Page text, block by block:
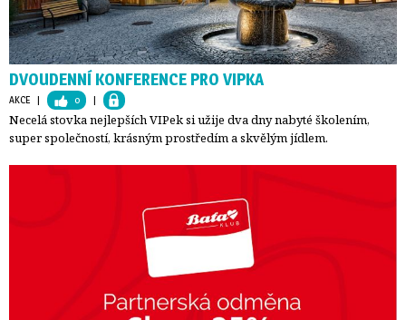
DVOUDENNÍ KONFERENCE PRO VIPKA
AKCE | 0 |
Necelá stovka nejlepších VIPek si užije dva dny nabyté školením,
super společností, krásným prostředím a skvělým jídlem.